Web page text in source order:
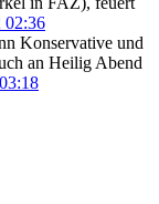
02:36
Konservative und
an Heilig Abend